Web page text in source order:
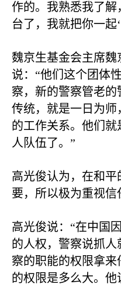
作的。我熟悉我了
台了，我就把你一起
魏京生基金会主席
说：“他们这个团体
察，新的警察管老的
传统，就是一日为
的工作关系。他们
人队伍了。”
高光俊认为，在和平
要，所以极为重视信
高光俊说：“在中国
的人权，警察说抓
察的职能的权限拿
的权限是多么大。